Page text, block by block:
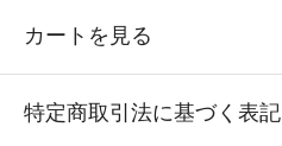
カートを見る
特定商取引法に基づく表記